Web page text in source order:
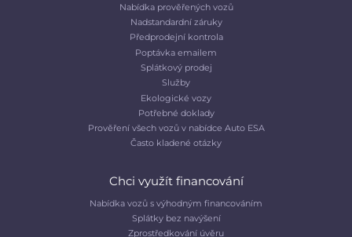
Nabídka prověřených vozů
Nadstandardní záruky
Předprodejní kontrola
Poptávka emailem
Splátkový prodej
Služby
Ekologické vozy
Potřebné doklady
Prověření všech vozů v nabídce Auto ESA
Často kladené otázky
Chci využít financování
Nabídka vozů s výhodným financováním
Splátky bez navýšení
Zprostředkování úvěru